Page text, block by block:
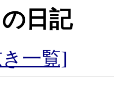
日記
一覧]